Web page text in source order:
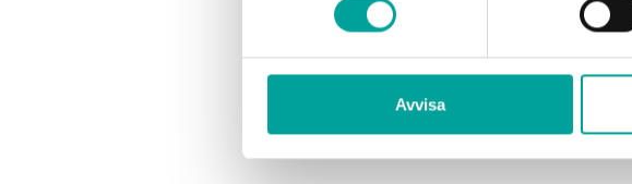
Avvisa